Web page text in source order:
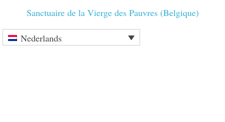
Sanctuaire de la Vierge des Pauvres (Belgique)
Nederlands